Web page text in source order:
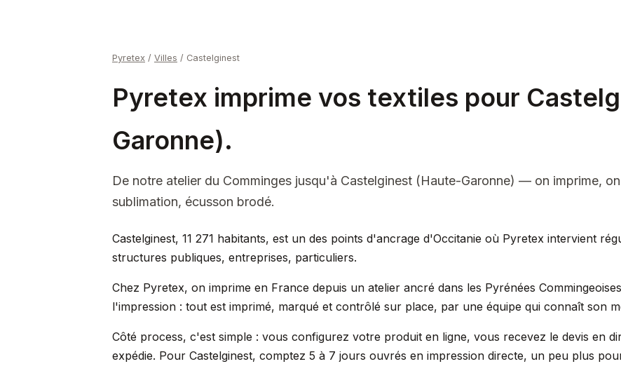
Pyretex / Villes / Castelginest
Pyretex imprime vos textiles pour
Garonne).
De notre atelier du Comminges jusqu'à Castelginest (Haute-Garonne) — on imprime,
sublimation, écusson brodé.
Castelginest, 11 271 habitants, est un des points d'ancrage d'Occitanie où Pyretex intervient
structures publiques, entreprises, particuliers.
Chez Pyretex, on imprime en France depuis un atelier ancré dans les Pyrénées
l'impression : tout est imprimé, marqué et contrôlé sur place, par une équipe qui connaît son
Côté process, c'est simple : vous configurez votre produit en ligne, vous recevez le devis en
expédie. Pour Castelginest, comptez 5 à 7 jours ouvrés en impression directe, un peu plus